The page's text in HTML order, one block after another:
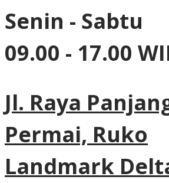
Senin - Sabtu
09.00 - 17.00
Jl. Raya
Permai, Ruko
Landmark